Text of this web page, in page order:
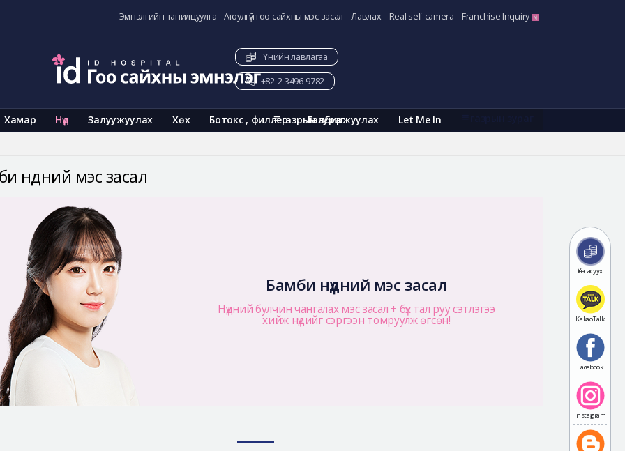
Эмнэлгийн танилцуулга Аюулгүй гоо сайхны мэс засал Лавлах Real self camera Franchise Inquiry
Хамар Нүд Залуужуулах Хөх Ботокс , филлер Галбиржуулах Let Me In
газрын зураг
Үнийн лавлагаа
+82-2-3496-9782
Үнэ асуух
KakaoTalk
Facebook
Instagram
нүдний мэс засал
Бамби нүдний мэс засал
Нүдний булчин чангалах мэс засал + бүх тал руу сэтлэгээ
хийж нүдийг сэргээн томруулж өгсөн!